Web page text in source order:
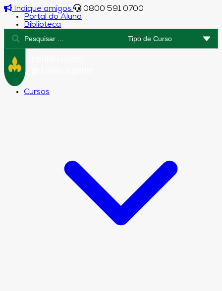
Indique amigos
0800 591 0700
Portal do Aluno
Biblioteca
Cursos